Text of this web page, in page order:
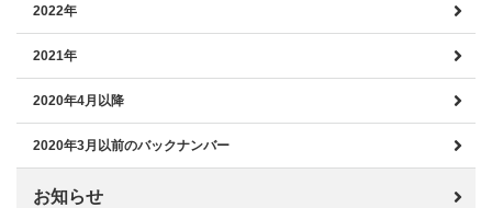
2022年
2021年
2020年4月以降
2020年3月以前のバックナンバー
お知らせ